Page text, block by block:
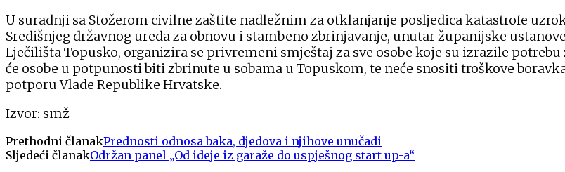
U suradnji sa Stožerom civilne zaštite nadležnim za otklanjanje posljedica katastrofe
Središnjeg državnog ureda za obnovu i stambeno zbrinjavanje, unutar županijske
Lječilišta Topusko, organizira se privremeni smještaj za sve osobe koje su izrazile
će osobe u potpunosti biti zbrinute u sobama u Topuskom, te neće snositi troškove
potporu Vlade Republike Hrvatske.
Izvor: smž
Prethodni članakPrednosti odnosa baka, djedova i njihove unučadi
Sljedeći članakOdržan panel „Od ideje iz garaže do uspješnog start up-a“